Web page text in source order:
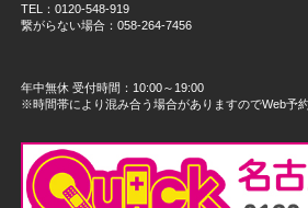
TEL：0120-548-919
繋がらない場合：058-264-7456
年中無休 受付時間：10:00～19:00
※時間帯により混み合う場合がありますのでWeb予約